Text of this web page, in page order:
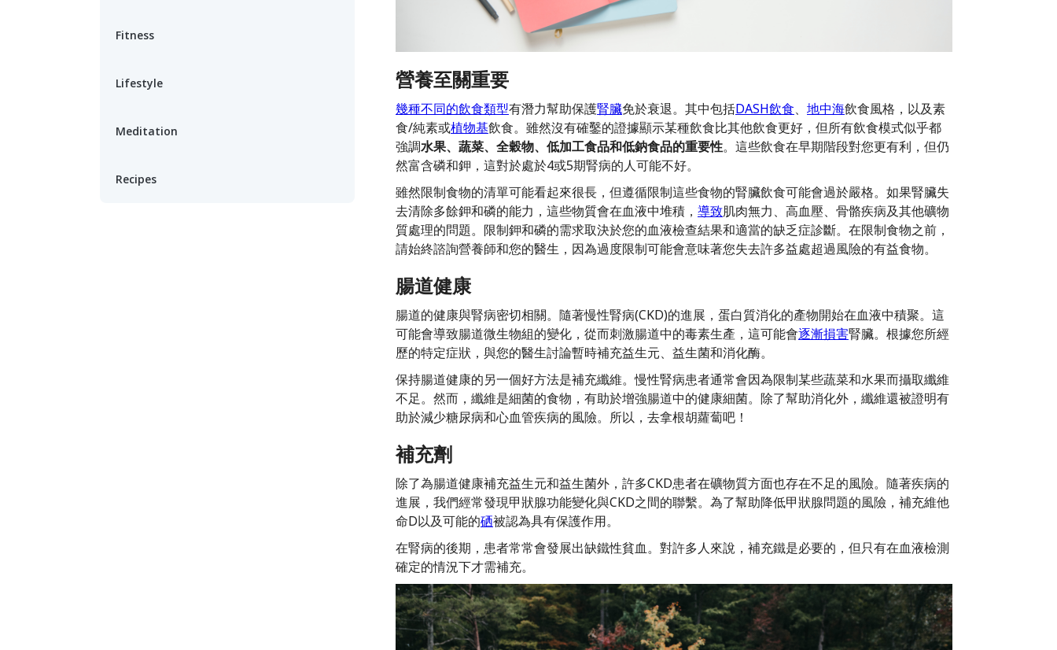
Fitness
Lifestyle
Meditation
Recipes
營養至關重要
幾種不同的飲食類型有潛力幫助保護腎臟免於衰退。其中包括DASH飲食、 地中海飲食風格，以及素
食/純素或植物基飲食。雖然沒有確鑿的證據顯示某種飲食比其他飲食更好，但所有飲食模式似乎都
強調水果、蔬菜、全穀物、低加工食品和低鈉食品的重要性。這些飲食在早期階段對您更有利，但仍
然富含磷和鉀，這對於處於4或5期腎病的人可能不好。
雖然限制食物的清單可能看起來很長，但遵循限制這些食物的腎臟飲食可能會過於嚴格。如果腎臟失
去清除多餘鉀和磷的能力，這些物質會在血液中堆積， 導致肌肉無力、高血壓、骨骼疾病及其他礦物
質處理的問題。限制鉀和磷的需求取決於您的血液檢查結果和適當的缺乏症診斷。在限制食物之前，
請始終諮詢營養師和您的醫生，因為過度限制可能會意味著您失去許多益處超過風險的有益食物。
腸道健康
腸道的健康與腎病密切相關。隨著慢性腎病(CKD)的進展，蛋白質消化的產物開始在血液中積聚。這
可能會導致腸道微生物組的變化，從而刺激腸道中的毒素生產，這可能會逐漸損害腎臟。根據您所經
歷的特定症狀，與您的醫生討論暫時補充益生元、益生菌和消化酶。
保持腸道健康的另一個好方法是補充纖維。慢性腎病患者通常會因為限制某些蔬菜和水果而攝取纖維
不足。然而，纖維是細菌的食物，有助於增強腸道中的健康細菌。除了幫助消化外，纖維還被證明有
助於減少糖尿病和心血管疾病的風險。所以，去拿根胡蘿蔔吧！
補充劑
除了為腸道健康補充益生元和益生菌外，許多CKD患者在礦物質方面也存在不足的風險。隨著疾病的
進展，我們經常發現甲狀腺功能變化與CKD之間的聯繫。為了幫助降低甲狀腺問題的風險，補充維他
命D以及可能的硒被認為具有保護作用。
在腎病的後期，患者常常會發展出缺鐵性貧血。對許多人來說，補充鐵是必要的，但只有在血液檢測
確定的情況下才需補充。